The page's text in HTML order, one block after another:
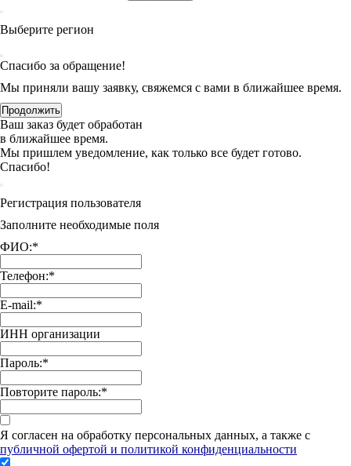
Выберите регион
Спасибо за обращение!
Мы приняли вашу заявку, свяжемся с вами в ближайшее время.
Продолжить
Ваш заказ будет обработан
в ближайшее время.
Мы пришлем уведомление, как только все будет готово.
Спасибо!
Регистрация пользователя
Заполните необходимые поля
ФИО:*
Телефон:*
E-mail:*
ИНН организации
Пароль:*
Повторите пароль:*
Я согласен на обработку персональных данных, а также с
публичной офертой и политикой конфиденциальности